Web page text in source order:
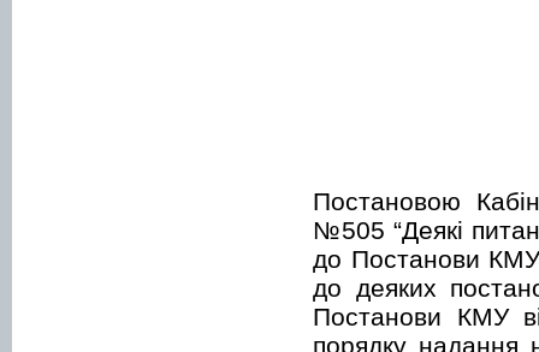
Постановою
№505 “Деякі
до Постанови КМУ
до деяких
Постанови КМУ
порядку надання